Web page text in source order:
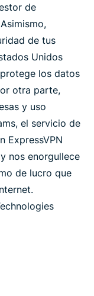
de
de tus
Unidos
los datos
otra parte,
y uso
el servicio de
ExpressVPN
nos enorgullece
de lucro que